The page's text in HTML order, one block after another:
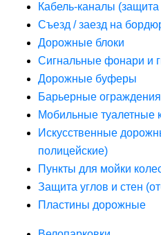
Кабель-каналы
Съезд / заезд на
Дорожные блоки
Сигнальные фонари и
Дорожные буферы
Барьерные ограждения
Мобильные туалетные
Искусственные
полицейские)
Пункты для мойки
Защита углов и стен
Пластины дорожные